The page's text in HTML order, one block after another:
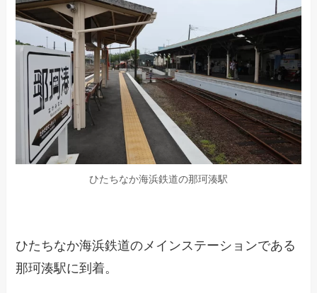
ひたちなか海浜鉄道の那珂湊駅
ひたちなか海浜鉄道のメインステーションである
那珂湊駅に到着。